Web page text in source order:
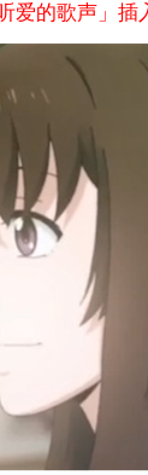
爱的歌声」插